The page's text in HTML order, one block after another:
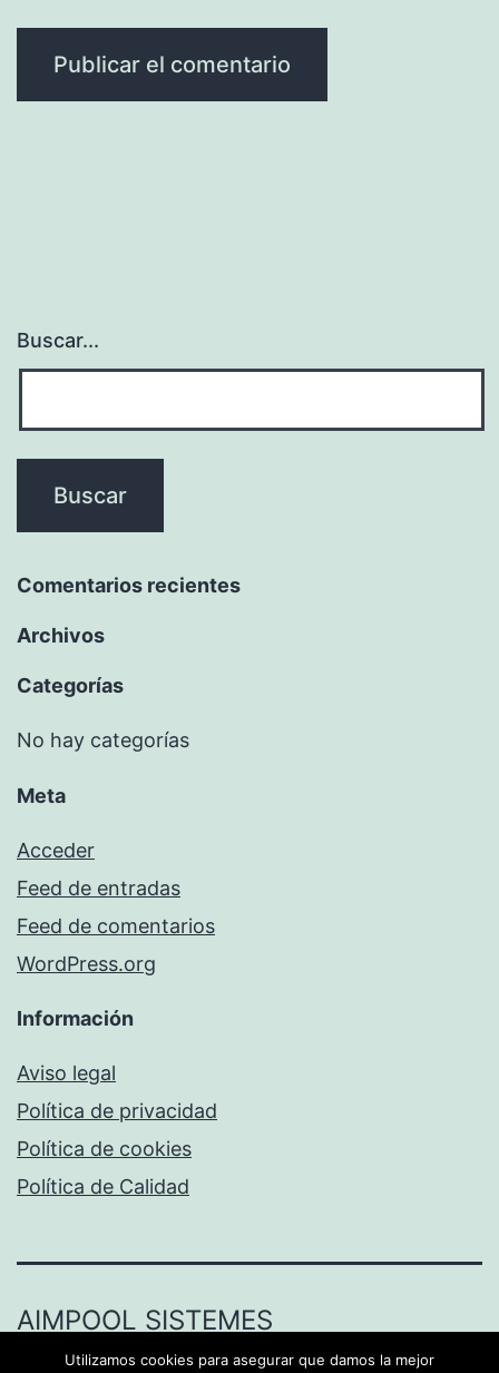
Buscar...
Comentarios recientes
Archivos
Categorías
No hay categorías
Meta
Acceder
Feed de entradas
Feed de comentarios
WordPress.org
Información
Aviso legal
Política de privacidad
Política de cookies
Política de Calidad
AIMPOOL SISTEMES
Utilizamos cookies para asegurar que damos la mejor